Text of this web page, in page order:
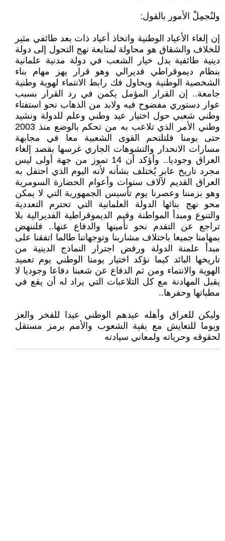
ولنُجمِلْ الأمور بالقول:
إن إلغاء الأعياد الوطنية واتخاذ أعياد ذات بعد طائفي مثير
للخلاف والشقاق هو محاولة لمتابعة نهج التحول إلى دولة
دينية طائفية بدل خيار الشعب في دولة مدنية علمانية
بنظام ديموقراطي فديرالي وهو قرار يهز مهام بناء
الشخصية الوطنية ويحاول فك رابط الانتماء لهوية وطنية
جامعة.. إن القرار المؤمل يكمن في رد القرار بسبب
عوار دستوري مفضوح فيه ولابد من الذهاب نحو استفتاء
وطني شعبي حول اختيار عيد وطني وعلم للدولة ونشيد
وطني الأمر الذي تلاعب به من تحكم بالوضع منذ 2003
حتى يومنا فلتلتحم القوى الشعبية معا في مجابهة
مسارات الانحدار والتشوهات الجاري غرسها بقصد إلغاء
العراق وجوديا.. وأؤكد أن 14 تموز من جهة أولى ليس
مجرد تاريخ عابر يُختلف بشأنه لأنه اليوم الذي احتفل به
العراق القديم لآلاف سنوات وأعوام الحضارة السومرية
وهو بزمننا وعصرنا يوم تأسيس الجمهورية التي لا يمكن
محو نهج بنائها الدولة العلمانية التي تحترم التعددية
والتنوع ومبدأ المواطنة وقيم الديموقراطية الفديرالية بلا
تراجع عن التقدم نحو تأمينها والدفاع عنها.. فلننهض
بمهامنا جميعا باختلاف مشاربنا وتوجهاتنا طالما اتفقنا على
مبدأ علمنة الدولة ورفض اجترار النماذج الدينية من
تاريخها البائد كيما نؤكد اختيار يومنا الوطني يوم تعميد
الهوية والانتماء ومن ثم الدفاع عن شعبنا دفاعا وجوديا لا
يقبل المهادنة مع كل التلاعبات التي يراد له أن يقع في
مطباتها وحفرها..
وليكن للعراق وأهله عيدهم الوطني عيدا للفخر والعز
ويوما للتعايش مع بقية الشعوب والأمم برمز مستقل
لحقوقه وحرياته ولمعاني سيادته